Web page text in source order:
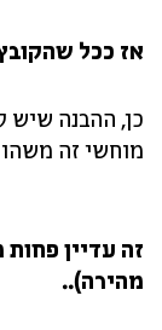
אז ככל
כן, ההבנה שיש
מוחשי זה
זה עדיין
מהירה)..